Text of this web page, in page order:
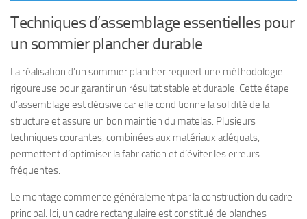
Techniques d’assemblage essentielles pour
un sommier plancher durable
La réalisation d’un sommier plancher requiert une méthodologie
rigoureuse pour garantir un résultat stable et durable. Cette étape
d’assemblage est décisive car elle conditionne la solidité de la
structure et assure un bon maintien du matelas. Plusieurs
techniques courantes, combinées aux matériaux adéquats,
permettent d’optimiser la fabrication et d’éviter les erreurs
fréquentes.
Le montage commence généralement par la construction du cadre
principal. Ici, un cadre rectangulaire est constitué de planches